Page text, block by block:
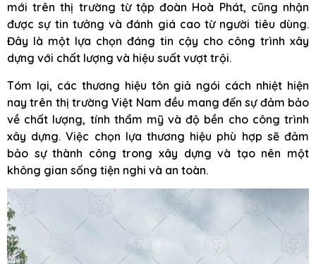
mới trên thị trường từ tập đoàn Hoà Phát, cũng nhận
được sự tin tưởng và đánh giá cao từ người tiêu dùng.
Đây là một lựa chọn đáng tin cậy cho công trình xây
dựng với chất lượng và hiệu suất vượt trội.
Tóm lại, các thương hiệu tôn giả ngói cách nhiệt hiện
nay trên thị trường Việt Nam đều mang đến sự đảm bảo
về chất lượng, tính thẩm mỹ và độ bền cho công trình
xây dựng. Việc chọn lựa thương hiệu phù hợp sẽ đảm
bảo sự thành công trong xây dựng và tạo nên một
không gian sống tiện nghi và an toàn.